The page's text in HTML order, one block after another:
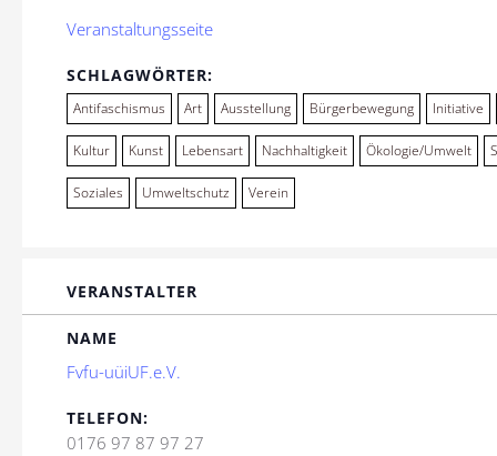
Veranstaltungsseite
SCHLAGWÖRTER:
Antifaschismus Art Ausstellung Bürgerbewegung Initiative
Kultur Kunst Lebensart Nachhaltigkeit Ökologie/Umwelt
Soziales Umweltschutz Verein
VERANSTALTER
NAME
Fvfu-uüiUF.e.V.
TELEFON:
0176 97 87 97 27